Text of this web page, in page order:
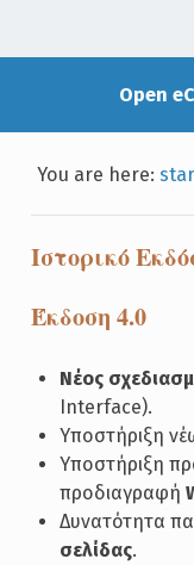
Open
You are here:
Ιστορικό
Έκδοση 4.0
Νέος
Interface).
Υποστήριξη
Υποστήριξη
προδιαγραφή
Δυνατότητα
σελίδας.